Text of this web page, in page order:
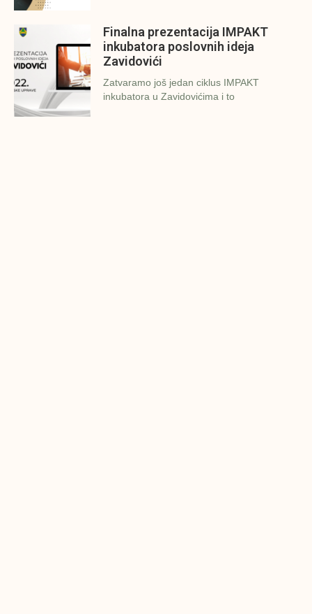
Finalna prezentacija IMPAKT
inkubatora poslovnih ideja
Zavidovići
Zatvaramo još jedan ciklus IMPAKT
inkubatora u Zavidovićima i to